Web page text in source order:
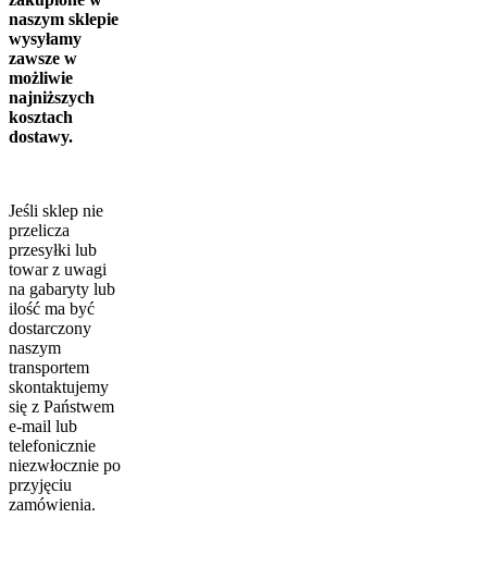
naszym sklepie
wysyłamy
zawsze w
możliwie
najniższych
kosztach
dostawy.
Jeśli sklep nie
przelicza
przesyłki lub
towar z uwagi
na gabaryty lub
ilość ma być
dostarczony
naszym
transportem
skontaktujemy
się z Państwem
e-mail lub
telefonicznie
niezwłocznie po
przyjęciu
zamówienia.